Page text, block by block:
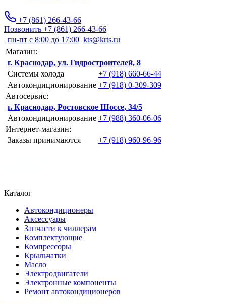
+7 (861) 266-43-66
Позвонить +7 (861) 266-43-66
пн-пт с 8:00 до 17:00 kts@krts.ru
Магазин:
г. Краснодар, ул. Гидростроителей, 8
Системы холода
+7 (918) 660-66-44
Автокондиционирование +7 (918) 0-309-309
Автосервис:
г. Краснодар, Ростовское Шоссе, 34/5
Автокондиционирование +7 (988) 360-06-06
Интернет-магазин:
Заказы принимаются
+7 (918) 960-96-96
Каталог
Автокондиционеры
Аксессуары
Запчасти к чиллерам
Комплектующие
Компрессоры
Крыльчатки
Масло
Электродвигатели
Электронные компоненты
Ремонт автокондиционеров